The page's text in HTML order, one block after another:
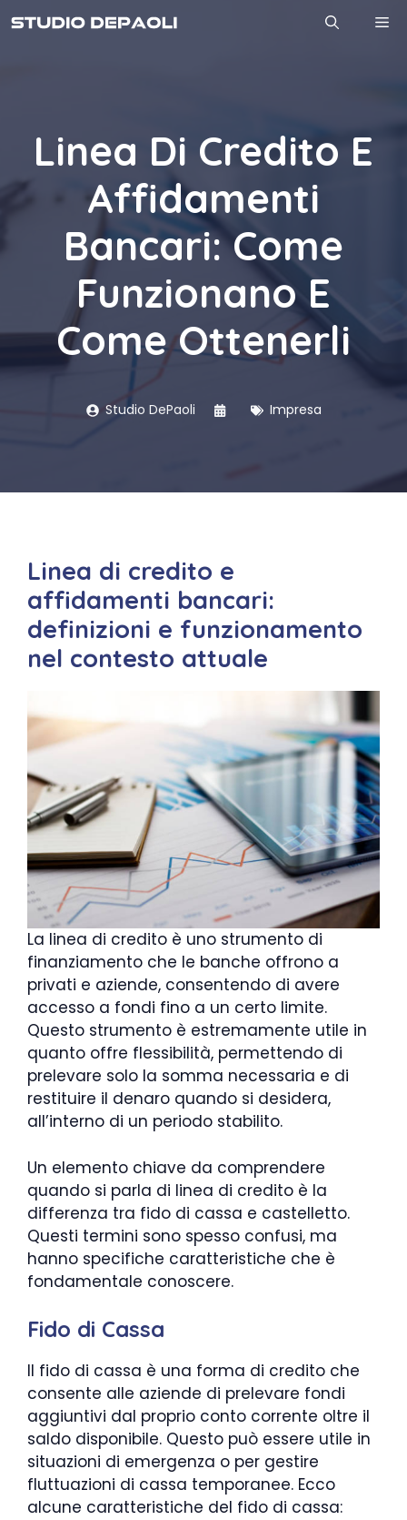
al
Linea Di Credito E
Affidamenti
Bancari: Come
Funzionano E
Come Ottenerli
Studio DePaoli Impresa
Linea di credito e
affidamenti bancari:
definizioni e funzionamento
nel contesto attuale
La linea di credito è uno strumento di
finanziamento che le banche offrono a
privati e aziende, consentendo di avere
accesso a fondi fino a un certo limite.
Questo strumento è estremamente utile in
quanto offre flessibilità, permettendo di
prelevare solo la somma necessaria e di
restituire il denaro quando si desidera,
all’interno di un periodo stabilito.
Un elemento chiave da comprendere
quando si parla di linea di credito è la
differenza tra fido di cassa e castelletto.
Questi termini sono spesso confusi, ma
hanno specifiche caratteristiche che è
fondamentale conoscere.
Fido di Cassa
Il fido di cassa è una forma di credito che
consente alle aziende di prelevare fondi
aggiuntivi dal proprio conto corrente oltre il
saldo disponibile. Questo può essere utile in
situazioni di emergenza o per gestire
fluttuazioni di cassa temporanee. Ecco
alcune caratteristiche del fido di cassa: